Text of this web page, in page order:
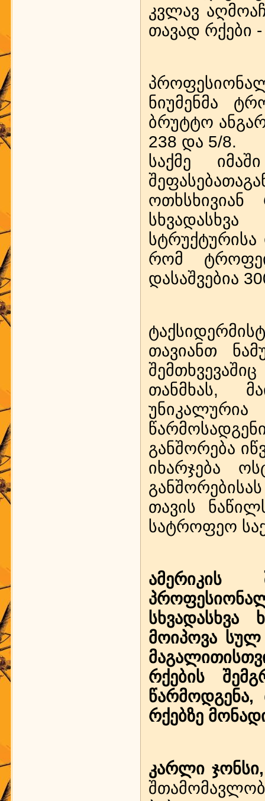
კვლავ
თავად რქები
ნიუმენმა
ბრუტტო
238 და 5/8.
საქმე
სტრუქტურისა
რომ
დასაშვებია
თავიანთ
თანმხას,
განშორება
იხარჯება
თავის
სატროფეო
ამერიკის
მოიპოვა
რქების
რქებზე
კარლი